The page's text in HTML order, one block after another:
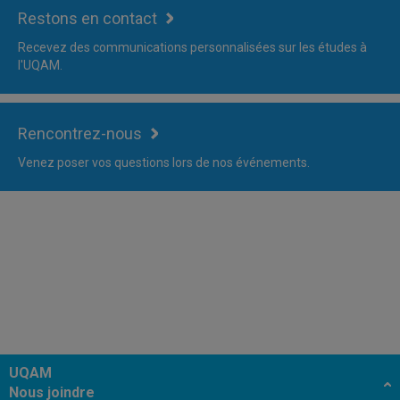
Restons en contact
Recevez des communications personnalisées sur les études à
l'UQAM.
Rencontrez-nous
Venez poser vos questions lors de nos événements.
UQAM
Nous joindre